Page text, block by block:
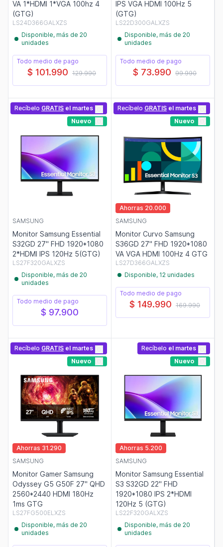
VA 1*HDMI 1*VGA 100hz 4
(GTG)
LS24D366GALXZS
Disponible, más de 20
unidades
Todo medio de pago
$ 101.990 129.990
IPS VGA HDMI 100Hz 5
(GTG)
LS22D300GALXZS
Disponible, más de 20
unidades
Todo medio de pago
$ 73.990 99.990
Recíbelo GRATIS el martes
Nuevo
SAMSUNG
Monitor Samsung Essential
S32GD 27" FHD 1920*1080
2*HDMI IPS 120Hz 5(GTG)
LS27F320GALXZS
Disponible, más de 20
unidades
Todo medio de pago
$ 97.900
Recíbelo GRATIS el martes
Nuevo
Ahorras 20.000
SAMSUNG
Monitor Curvo Samsung
S36GD 27" FHD 1920*1080
VA VGA HDMI 100Hz 4 GTG
LS27D366GALXZS
Disponible, 12 unidades
Todo medio de pago
$ 149.990 169.990
Recíbelo GRATIS el martes
Nuevo
Ahorras 31.290
SAMSUNG
Monitor Gamer Samsung
Odyssey G5 G50F 27" QHD
2560*2440 HDMI 180Hz
1ms GTG
LS27FG500ELXZS
Disponible, más de 20
unidades
Recíbelo el martes
Nuevo
Ahorras 5.200
SAMSUNG
Monitor Samsung Essential
S3 S32GD 22" FHD
1920*1080 IPS 2*HDMI
120Hz 5 (GTG)
LS22F320GALXZS
Disponible, más de 20
unidades